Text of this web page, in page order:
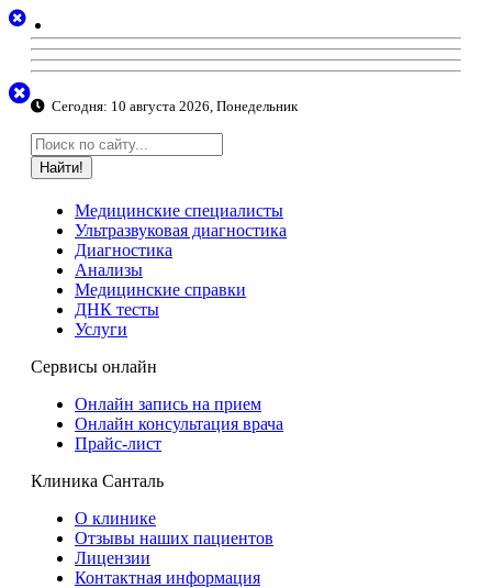
Сегодня: 10 августа 2026, Понедельник
Найти!
Медицинские специалисты
Ультразвуковая диагностика
Диагностика
Анализы
Медицинские справки
ДНК тесты
Услуги
Сервисы онлайн
Онлайн запись на прием
Онлайн консультация врача
Прайс-лист
Клиника Санталь
О клинике
Отзывы наших пациентов
Лицензии
Контактная информация